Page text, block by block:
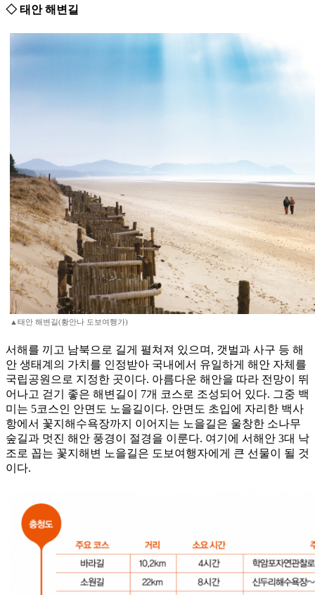
◇ 태안 해변길
▲태안 해변길(황안나 도보여행가)
서해를 끼고 남북으로 길게 펼쳐져 있으며, 갯벌과 사구 등 해
안 생태계의 가치를 인정받아 국내에서 유일하게 해안 자체를
국립공원으로 지정한 곳이다. 아름다운 해안을 따라 전망이 뛰
어나고 걷기 좋은 해변길이 7개 코스로 조성되어 있다. 그중 백
미는 5코스인 안면도 노을길이다. 안면도 초입에 자리한 백사
항에서 꽃지해수욕장까지 이어지는 노을길은 울창한 소나무
숲길과 멋진 해안 풍경이 절경을 이룬다. 여기에 서해안 3대 낙
조로 꼽는 꽃지해변 노을길은 도보여행자에게 큰 선물이 될 것
이다.